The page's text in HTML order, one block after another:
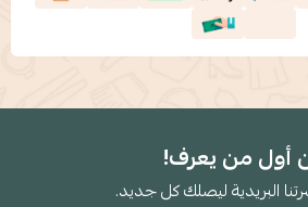
أول من يعرف!
البريدية ليصلك كل جديد.